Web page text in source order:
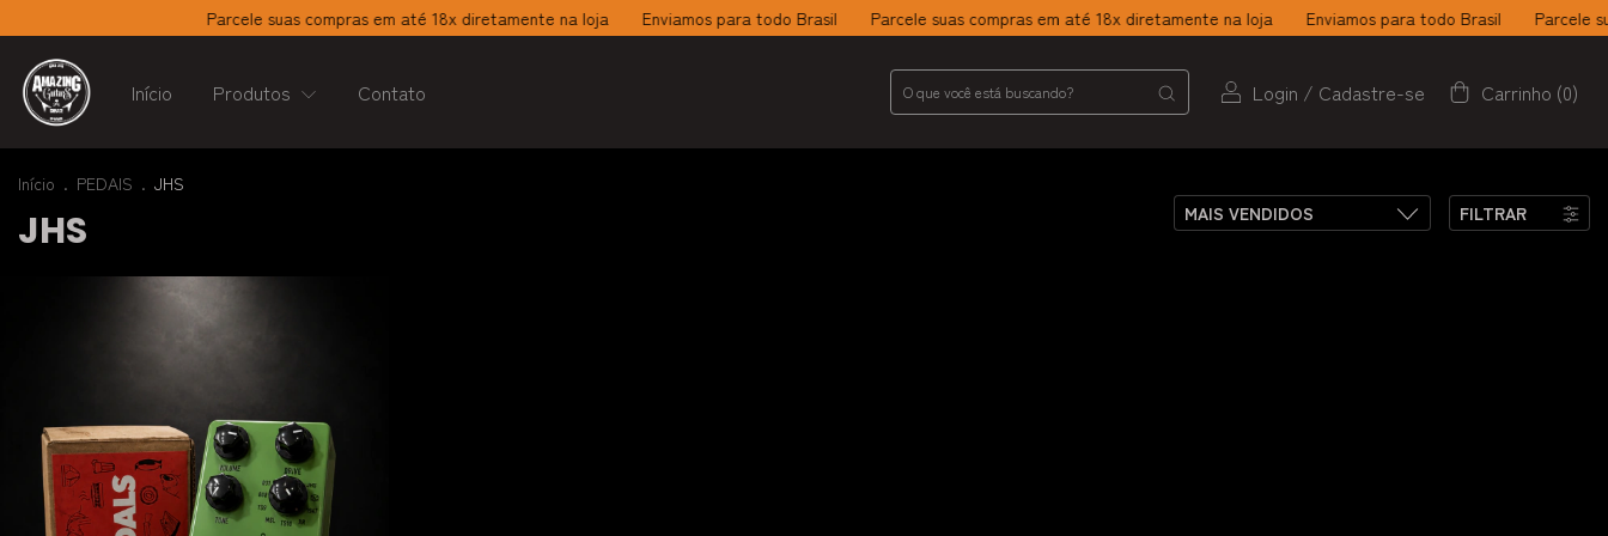
Parcele suas compras em até 18x diretamente na loja Enviamos para todo Brasil Parcele suas compras em até 18x diretamente na loja Enviamos para todo Brasil Parcele
Início Produtos Contato Login / Cadastre-se Carrinho (0)
Início . PEDAIS . JHS
JHS FILTRAR